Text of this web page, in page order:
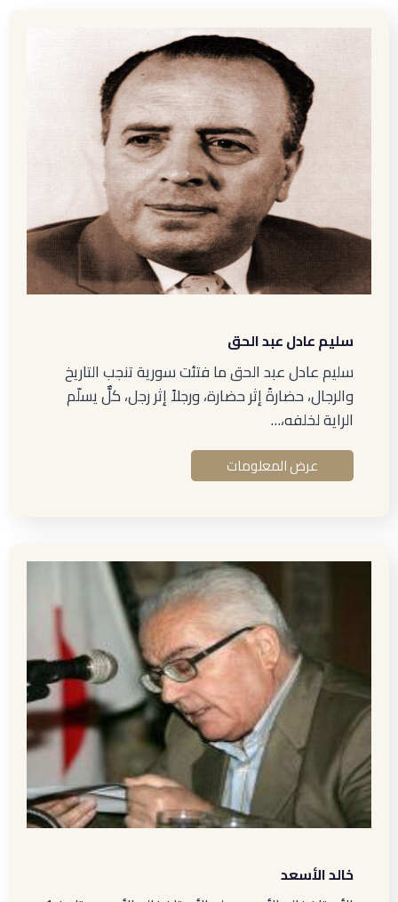
سليم عادل عبد الحق
سليم عادل عبد الحق ما فتئت سورية تنجب التاريخ
والرجال، حضارةً إثر حضارة، ورجلاً إثر رجل، كلٌّ يسلّم
الراية لخلفه،…
عرض المعلومات
خالد الأسعد